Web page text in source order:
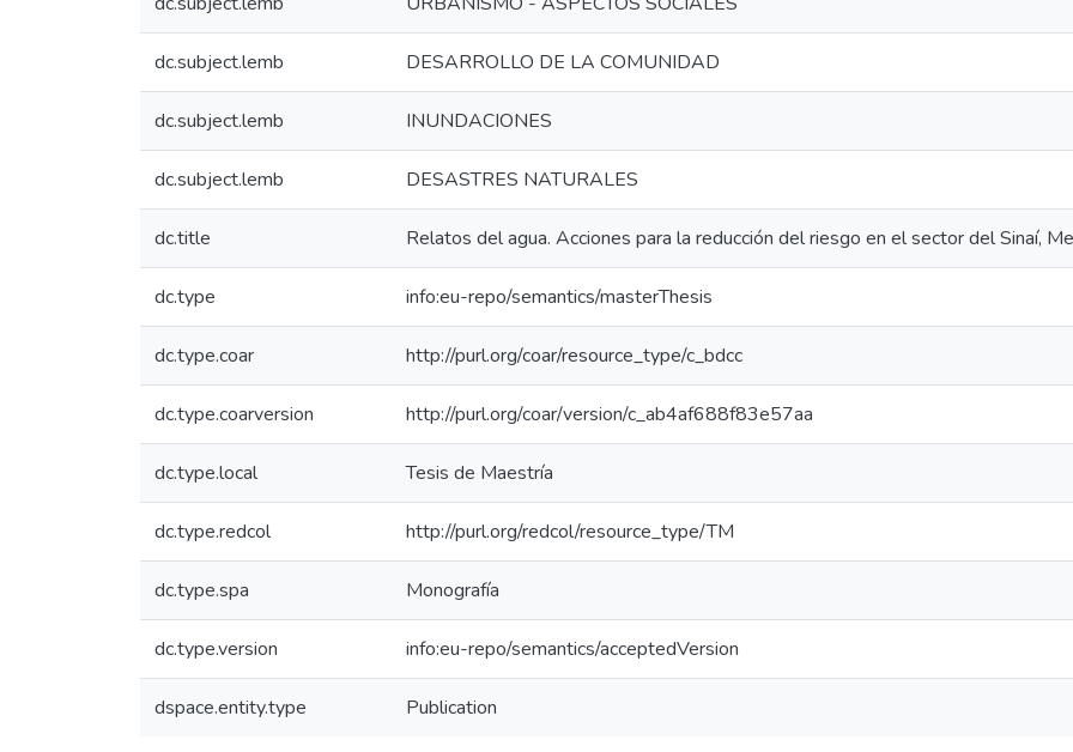
dc.subject.lemb DESARROLLO DE LA COMUNIDAD
dc.subject.lemb INUNDACIONES
dc.subject.lemb DESASTRES NATURALES
dc.title Relatos del agua. Acciones para la reducción del riesgo en el sector del Sinaí,
dc.type info:eu-repo/semantics/masterThesis
dc.type.coar http://purl.org/coar/resource_type/c_bdcc
dc.type.coarversion http://purl.org/coar/version/c_ab4af688f83e57aa
dc.type.local Tesis de Maestría
dc.type.redcol http://purl.org/redcol/resource_type/TM
dc.type.spa Monografía
dc.type.version info:eu-repo/semantics/acceptedVersion
dspace.entity.type Publication